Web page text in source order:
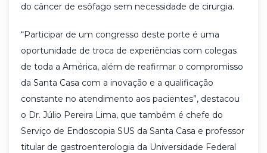
do câncer de esôfago sem necessidade de cirurgia.
“Participar de um congresso deste porte é uma
oportunidade de troca de experiências com colegas
de toda a América, além de reafirmar o compromisso
da Santa Casa com a inovação e a qualificação
constante no atendimento aos pacientes”, destacou
o Dr. Júlio Pereira Lima, que também é chefe do
Serviço de Endoscopia SUS da Santa Casa e professor
titular de gastroenterologia da Universidade Federal